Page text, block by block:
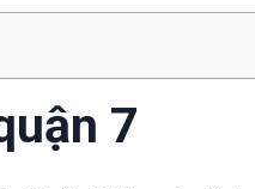
7